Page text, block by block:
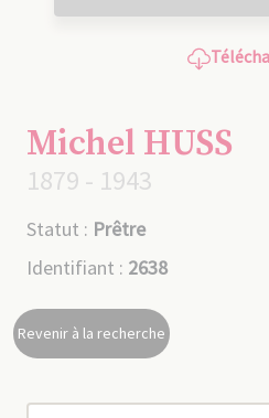
Michel HUSS
1879 - 1943
Statut : Prêtre
Identifiant : 2638
Revenir à la recherche